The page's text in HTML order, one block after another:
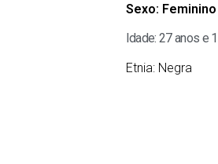
Sexo: Feminino
Idade: 27 anos e
Etnia: Negra